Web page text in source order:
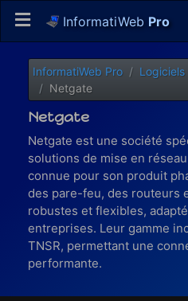
InformatiWeb Pro
InformatiWeb Pro Logiciels
Netgate
Netgate
Netgate est une société
solutions de mise en
connue pour son produit
des pare-feu, des routeurs
robustes et flexibles,
entreprises. Leur gamme
TNSR, permettant une
performante.